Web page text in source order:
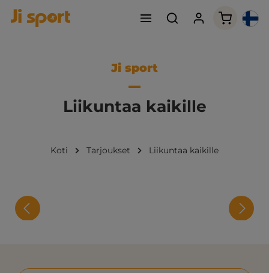
Ji sport
Liikuntaa kaikille
Koti Tarjoukset Liikuntaa kaikille